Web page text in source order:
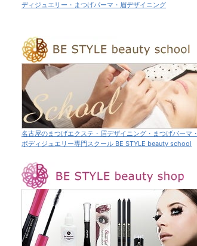
ディジュエリー・まつげパーマ・眉デザイニング
名古屋のまつげエクステ・眉デザイニング・まつげパーマ・
ボディジュエリー専門スクール BE STYLE beauty school